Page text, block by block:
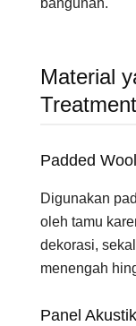
Material
Padded
Digunakan
oleh tamu
dekorasi,
menengah
Panel